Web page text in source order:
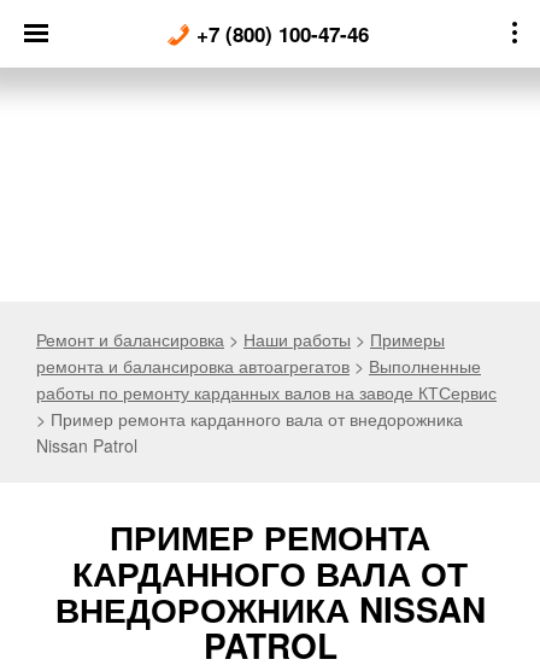
content
+7 (800) 100-47-46
Ремонт и балансировка > Наши работы > Примеры
ремонта и балансировка автоагрегатов > Выполненные
работы по ремонту карданных валов на заводе КТСервис
> Пример ремонта карданного вала от внедорожника
Nissan Patrol
ПРИМЕР РЕМОНТА
КАРДАННОГО ВАЛА ОТ
ВНЕДОРОЖНИКА NISSAN
PATROL